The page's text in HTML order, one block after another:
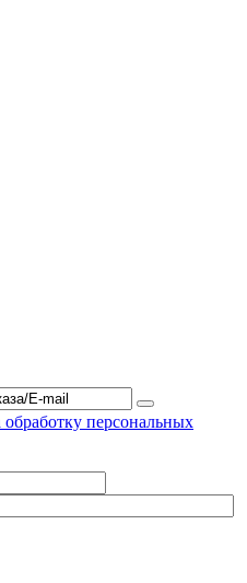
обработку персональных